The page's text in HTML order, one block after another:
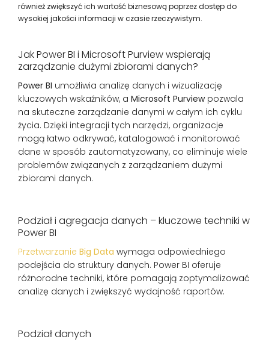
również zwiększyć ich wartość biznesową poprzez dostęp do
wysokiej jakości informacji w czasie rzeczywistym.
Jak Power BI i Microsoft Purview wspierają
zarządzanie dużymi zbiorami danych?
Power BI umożliwia analizę danych i wizualizację
kluczowych wskaźników, a Microsoft Purviewpozwala
na skuteczne zarządzanie danymi w całym ich cyklu
życia. Dzięki integracji tych narzędzi, organizacje
mogą łatwo odkrywać, katalogować i monitorować
dane w sposób zautomatyzowany, co eliminuje wiele
problemów związanych z zarządzaniem dużymi
zbiorami danych.
Podział i agregacja danych – kluczowe techniki w
Power BI
Przetwarzanie Big Data wymaga odpowiedniego
podejścia do struktury danych. Power BI oferuje
różnorodne techniki, które pomagają zoptymalizować
analizę danych i zwiększyć wydajność raportów.
Podział danych